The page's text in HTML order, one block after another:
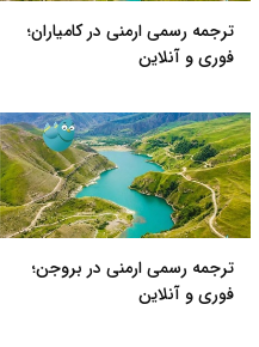
ترجمه رسمی ارمنی در کامیاران؛
فوری و آنلاین
ترجمه رسمی ارمنی در بروجن؛
فوری و آنلاین